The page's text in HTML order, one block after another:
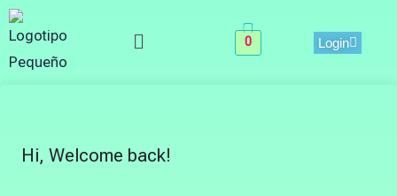
Skip
to
content
Menu 0 Login
Hi, Welcome back!